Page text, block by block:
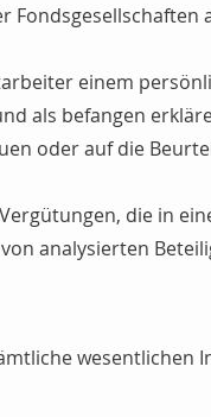
Fondsgesellschaften
einem
als befangen
oder auf die
die in
analysierten